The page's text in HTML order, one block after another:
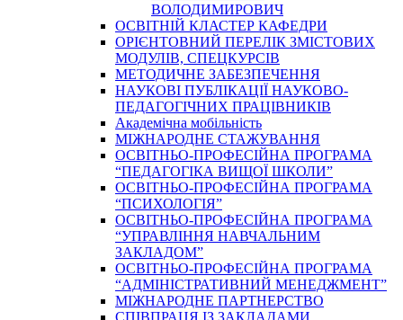
ВОЛОДИМИРОВИЧ
ОСВІТНІЙ КЛАСТЕР КАФЕДРИ
ОРІЄНТОВНИЙ ПЕРЕЛІК ЗМІСТОВИХ
МОДУЛІВ, СПЕЦКУРСІВ
МЕТОДИЧНЕ ЗАБЕЗПЕЧЕННЯ
НАУКОВІ ПУБЛІКАЦІЇ НАУКОВО-
ПЕДАГОГІЧНИХ ПРАЦІВНИКІВ
Академічна мобільність
МІЖНАРОДНЕ СТАЖУВАННЯ
ОСВІТНЬО-ПРОФЕСІЙНА ПРОГРАМА
“ПЕДАГОГІКА ВИЩОЇ ШКОЛИ”
ОСВІТНЬО-ПРОФЕСІЙНА ПРОГРАМА
“ПСИХОЛОГІЯ”
ОСВІТНЬО-ПРОФЕСІЙНА ПРОГРАМА
“УПРАВЛІННЯ НАВЧАЛЬНИМ
ЗАКЛАДОМ”
ОСВІТНЬО-ПРОФЕСІЙНА ПРОГРАМА
“АДМІНІСТРАТИВНИЙ МЕНЕДЖМЕНТ”
МІЖНАРОДНЕ ПАРТНЕРСТВО
СПІВПРАЦЯ ІЗ ЗАКЛАДАМИ